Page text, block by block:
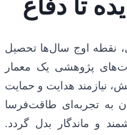
تا دفاع
نقطه اوج سال‌ها تحصیل
پژوهشی یک معمار
نیازمند هدایت و حمایت
به تجربه‌ای طاقت‌فرسا
و ماندگار بدل گردد.